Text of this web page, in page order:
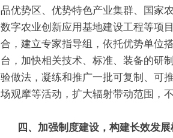
品优势区、优势特色产业集群、国家
数字农业创新应用基地建设工程等项
合，建立专家指导组，依托优势单位
台，加快相关技术、标准、装备的研
验做法，凝练和推广一批可复制、可
场观摩等活动，扩大辐射带动范围，
四、加强制度建设，构建长效发展